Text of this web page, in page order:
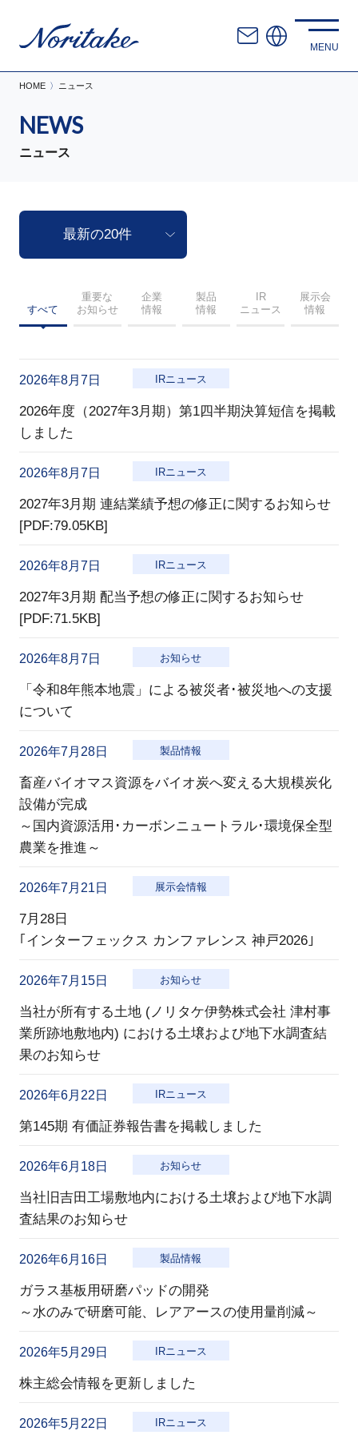
HOME ニュース
NEWS
ニュース
すべて
重要な
お知らせ
企業
情報
製品
情報
IR
ニュース
展示会
情報
2026年8月7日 IRニュース
2026年度（2027年3月期）第1四半期決算短信を掲載
しました
2026年8月7日 IRニュース
2027年3月期 連結業績予想の修正に関するお知らせ
[PDF:79.05KB]
2026年8月7日 IRニュース
2027年3月期 配当予想の修正に関するお知らせ
[PDF:71.5KB]
2026年8月7日 お知らせ
「令和8年熊本地震」による被災者･被災地への支援
について
2026年7月28日 製品情報
畜産バイオマス資源をバイオ炭へ変える大規模炭化
設備が完成
～国内資源活用･カーボンニュートラル･環境保全型
農業を推進～
2026年7月21日 展示会情報
7月28日
｢インターフェックス カンファレンス 神戸2026｣
2026年7月15日 お知らせ
当社が所有する土地 (ノリタケ伊勢株式会社 津村事
業所跡地敷地内) における土壌および地下水調査結
果のお知らせ
2026年6月22日 IRニュース
第145期 有価証券報告書を掲載しました
2026年6月18日 お知らせ
当社旧吉田工場敷地内における土壌および地下水調
査結果のお知らせ
2026年6月16日 製品情報
ガラス基板用研磨パッドの開発
～水のみで研磨可能、レアアースの使用量削減～
2026年5月29日 IRニュース
株主総会情報を更新しました
2026年5月22日 IRニュース